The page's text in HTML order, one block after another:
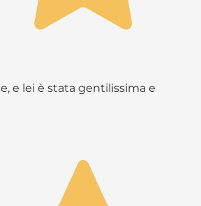
e lei è stata gentilissima e